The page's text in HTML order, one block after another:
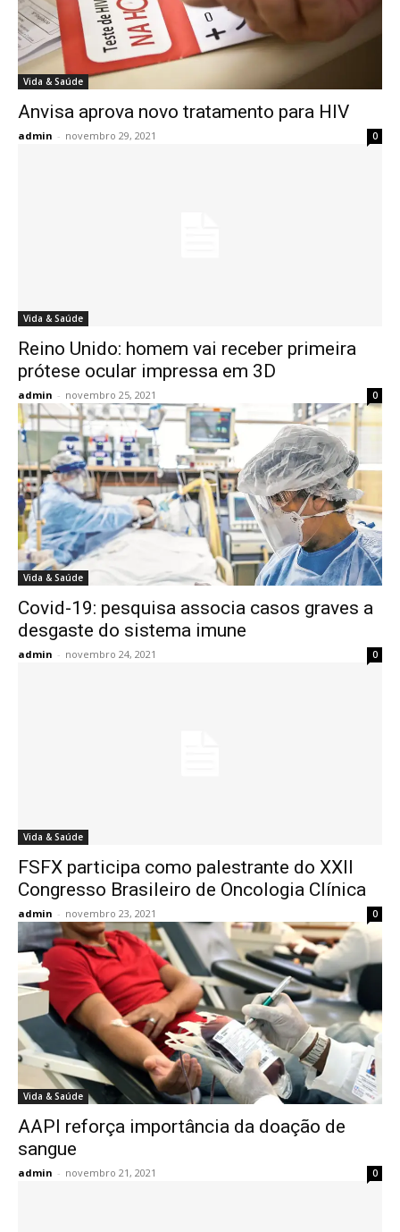
Vida & Saúde
Anvisa aprova novo tratamento para HIV
admin - novembro 29, 2021 0
Vida & Saúde
Reino Unido: homem vai receber primeira
prótese ocular impressa em 3D
admin - novembro 25, 2021 0
Vida & Saúde
Covid-19: pesquisa associa casos graves a
desgaste do sistema imune
admin - novembro 24, 2021 0
Vida & Saúde
FSFX participa como palestrante do XXII
Congresso Brasileiro de Oncologia Clínica
admin - novembro 23, 2021 0
Vida & Saúde
AAPI reforça importância da doação de
sangue
admin - novembro 21, 2021 0